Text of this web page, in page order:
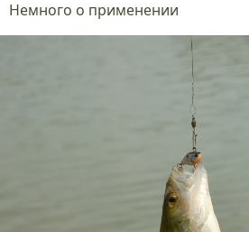
Немного о применении